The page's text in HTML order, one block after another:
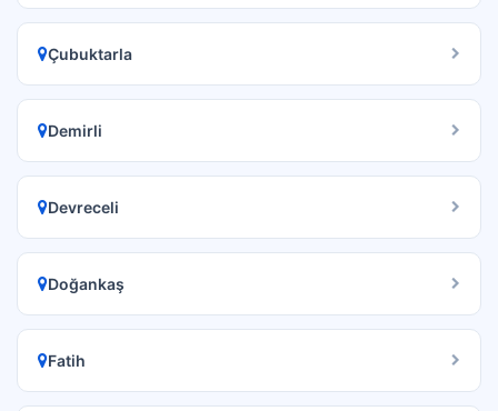
Çubuktarla
Demirli
Devreceli
Doğankaş
Fatih